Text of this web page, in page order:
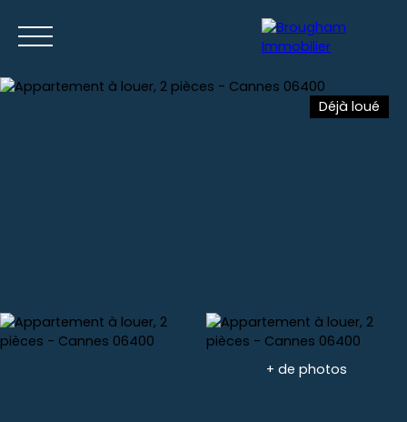
Déjà loué
+ de photos